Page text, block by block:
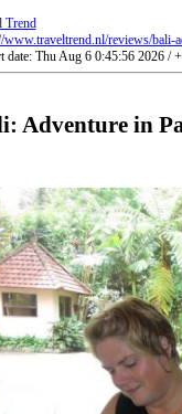
Trend
www.traveltrend.nl/reviews/bali-
date: Thu Aug 6 0:45:56 2026 /
Adventure in